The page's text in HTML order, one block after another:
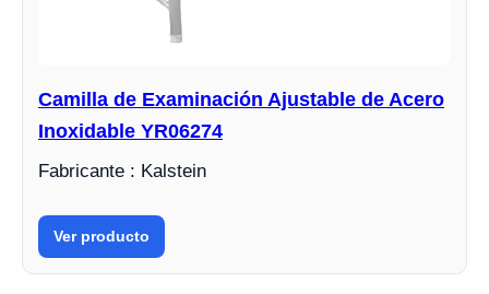
Camilla de Examinación Ajustable de Acero
Inoxidable YR06274
Fabricante : Kalstein
Ver producto